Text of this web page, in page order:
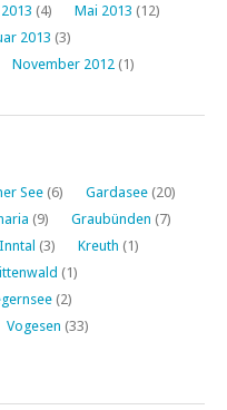
(4) Mai 2013 (12)
2013 (3)
November 2012 (1)
See (6) Gardasee (20)
(9) Graubünden (7)
Inntal (3) Kreuth (1)
(1)
(2)
Vogesen (33)